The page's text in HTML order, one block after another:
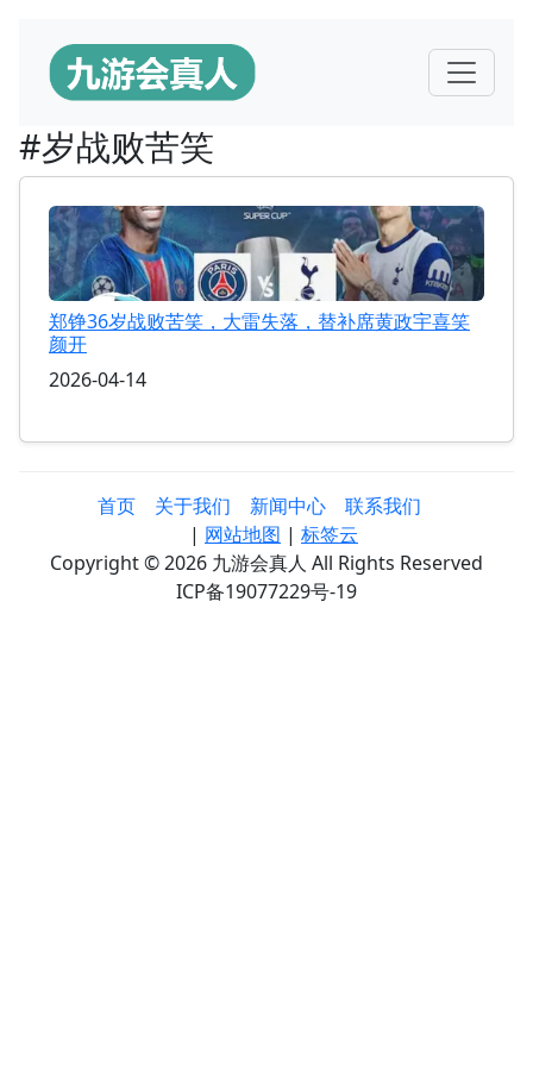
#岁战败苦笑
郑铮36岁战败苦笑，大雷失落，替补席黄政宇喜笑
颜开
2026-04-14
首页 关于我们 新闻中心
联系我们
| 网站地图 | 标签云
Copyright © 2026 九游会真人 All Rights Reserved
ICP备19077229号-19